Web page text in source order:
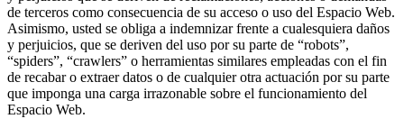
de terceros como consecuencia de su acceso o uso del Espacio Web.
Asimismo, usted se obliga a indemnizar frente a cualesquiera daños
y perjuicios, que se deriven del uso por su parte de “robots”,
“spiders”, “crawlers” o herramientas similares empleadas con el fin
de recabar o extraer datos o de cualquier otra actuación por su parte
que imponga una carga irrazonable sobre el funcionamiento del
Espacio Web.